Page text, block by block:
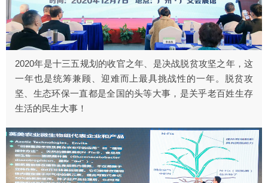
2020年是十三五规划的收官之年、是决战脱贫攻坚之年，这
一年也是统筹兼顾、迎难而上最具挑战性的一年。脱贫攻
坚、生态环保一直都是全国的头等大事，是关乎老百姓生存
生活的民生大事！